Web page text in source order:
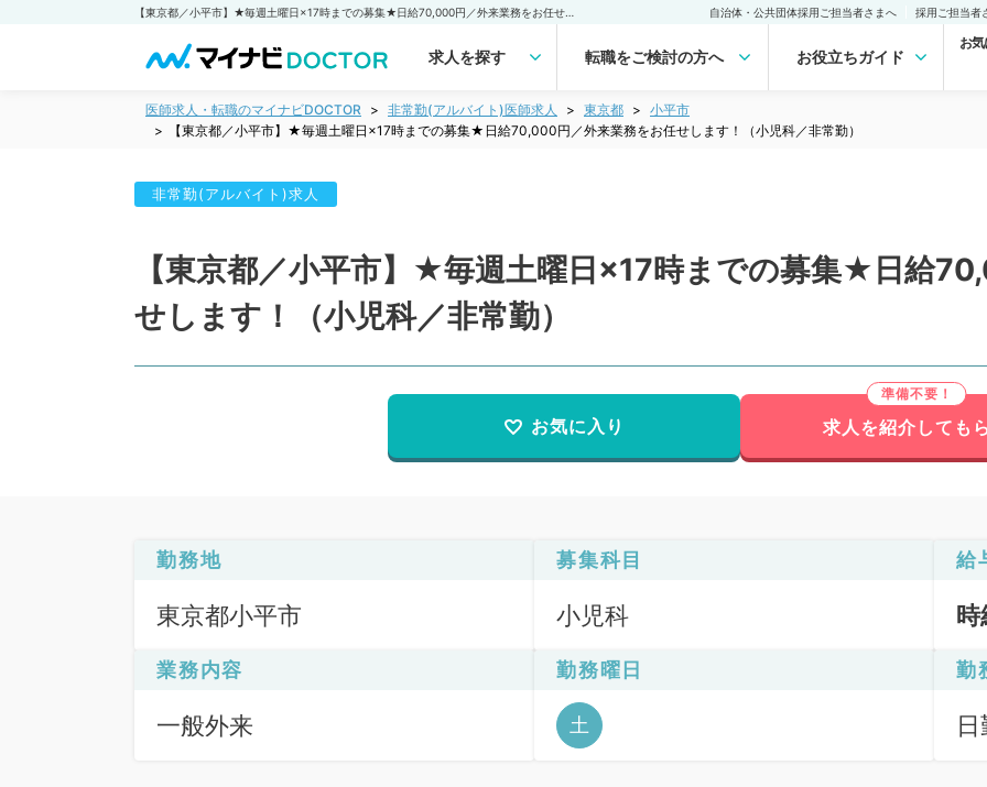
自治体・公共団体採用ご担当者さまへ 採用ご担当者
求人を探す 転職をご検討の方へ お役立ちガイド
お
医師求人・転職のマイナビDOCTOR 非常勤(アルバイト)医師求人 東京都
小平市
【東京都／小平市】★毎週土曜日×17時までの募集★日給70,000円／外来業務をお任せします！（小児科／非常勤）
非常勤(アルバイト)求人
【東京都／小平市】★毎週土曜日×17時までの募集★日給
せします！（小児科／非常勤）
お気に入り 求人を紹介しても
勤務地
東京都小平市
募集科目
小児科
給
業務内容
一般外来
勤務曜日
土
勤